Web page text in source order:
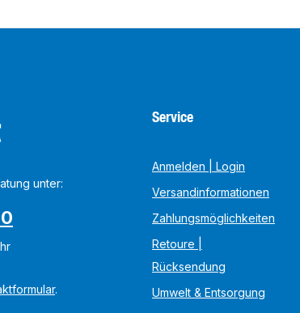
unter:
.
Service
Anmelden | Login
Versandinformationen
Zahlungsmöglichkeiten
Retoure |
Rücksendung
Umwelt & Entsorgung